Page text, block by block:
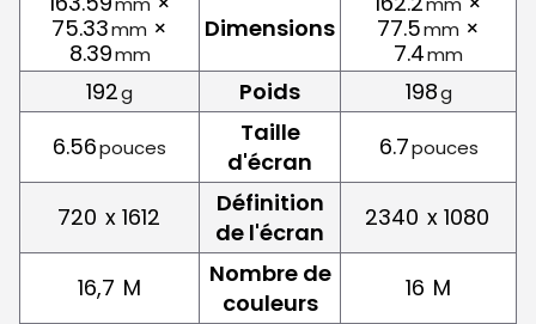
75.33mm ×
8.39mm
Dimensions
77.5mm ×
7.4mm
192g Poids 198g
6.56pouces
Taille
d'écran
6.7pouces
720 x 1612
Définition
de l'écran
2340 x 1080
16,7 M
Nombre de
couleurs
16 M